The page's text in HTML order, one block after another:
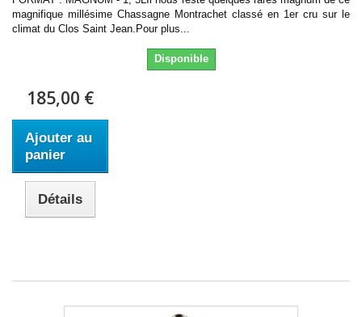
magnifique millésime Chassagne Montrachet classé en 1er cru sur le
climat du Clos Saint Jean.Pour plus...
Disponible
185,00 €
Ajouter au
panier
Détails